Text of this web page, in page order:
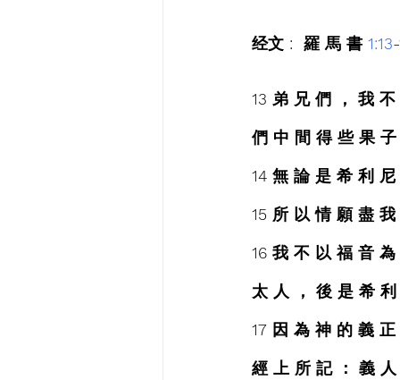
经文 :  羅 馬 書 1:13
13 弟 兄 們 ， 我
們 中 間 得 些 果
14 無 論 是 希 利
15 所 以 情 願 盡
16 我 不 以 福 音
太 人 ， 後 是 希 利
17 因 為 神 的 義
經 上 所 記 ： 義 人